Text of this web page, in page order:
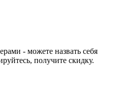
- можете назвать себя
получите скидку.